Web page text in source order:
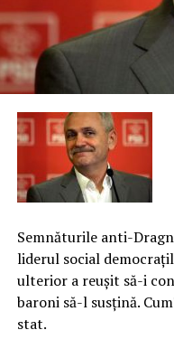
Semnăturile anti-
liderul social
ulterior a reuşit să-i
baroni să-l susţină.
stat.